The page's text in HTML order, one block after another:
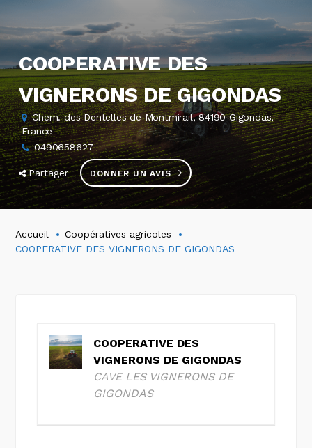
COOPERATIVE DES
VIGNERONS DE GIGONDAS
Chem. des Dentelles de Montmirail, 84190 Gigondas,
France
0490658627
Partager DONNER UN AVIS
Accueil
Coopératives agricoles
COOPERATIVE DES VIGNERONS DE GIGONDAS
COOPERATIVE DES
VIGNERONS DE GIGONDAS
CAVE LES VIGNERONS DE
GIGONDAS